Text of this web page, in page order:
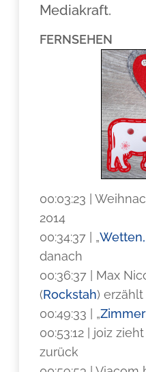
Mediakraft.
FERNSEHEN
00:03:23 |
2014
00:34:37 | „Wetten,
danach
00:36:37 | Max
(Rockstah) erzählt
00:49:33 | „
00:53:12 | joiz
zurück